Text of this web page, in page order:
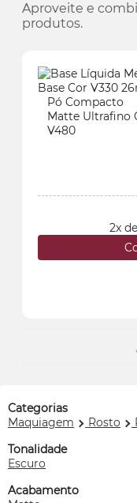
Aproveite e
produtos.
Pó Compacto
Matte Ultrafino
V480
2x
Categorias
Maquiagem
Rosto
Tonalidade
Escuro
Acabamento